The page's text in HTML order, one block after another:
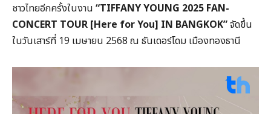
ชาวไทยอีกครั้งในงาน “TIFFANY YOUNG 2025 FAN-
CONCERT TOUR [Here for You] IN BANGKOK”จัดขึ้น
ในวันเสาร์ที่ 19 เมษายน 2568 ณ ธันเดอร์โดม เมืองทองธานี